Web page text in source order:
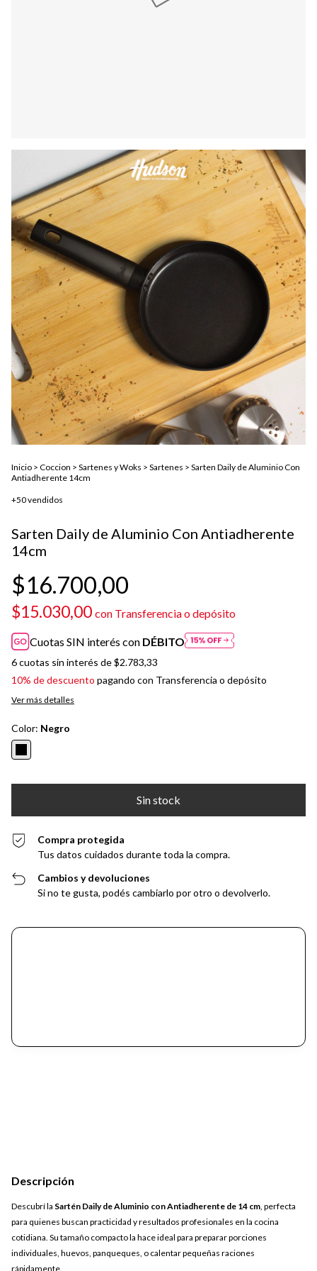
Inicio > Coccion > Sartenes y Woks > Sartenes > Sarten Daily de Aluminio Con
Antiadherente 14cm
+50 vendidos
Sarten Daily de Aluminio Con Antiadherente
14cm
$16.700,00
$15.030,00 con Transferencia o depósito
Cuotas SIN interés con DÉBITO
6cuotas sin interés de$2.783,33
10% de descuento pagando con Transferencia o depósito
Ver más detalles
Color: Negro
Compra protegida
Tus datos cuidados durante toda la compra.
Cambios y devoluciones
Si no te gusta, podés cambiarlo por otro o devolverlo.
Descripción
Descubrí la Sartén Daily de Aluminio con Antiadherente de 14 cm, perfecta
para quienes buscan practicidad y resultados profesionales en la cocina
cotidiana. Su tamaño compacto la hace ideal para preparar porciones
individuales, huevos, panqueques, o calentar pequeñas raciones
rápidamente.